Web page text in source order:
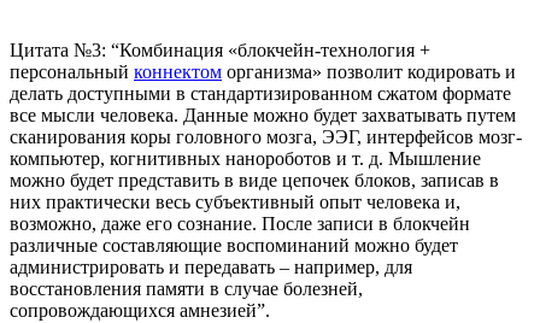
Цитата №3: “Комбинация «блокчейн-технология +
персональный коннектом организма» позволит кодировать и
делать доступными в стандартизированном сжатом формате
все мысли человека. Данные можно будет захватывать путем
сканирования коры головного мозга, ЭЭГ, интерфейсов мозг-
компьютер, когнитивных нанороботов и т. д. Мышление
можно будет представить в виде цепочек блоков, записав в
них практически весь субъективный опыт человека и,
возможно, даже его сознание. После записи в блокчейн
различные составляющие воспоминаний можно будет
администрировать и передавать – например, для
восстановления памяти в случае болезней,
сопровождающихся амнезией”.